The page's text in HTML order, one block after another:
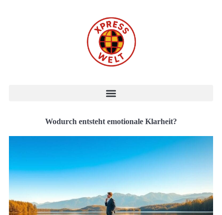
Wodurch entsteht emotionale Klarheit?